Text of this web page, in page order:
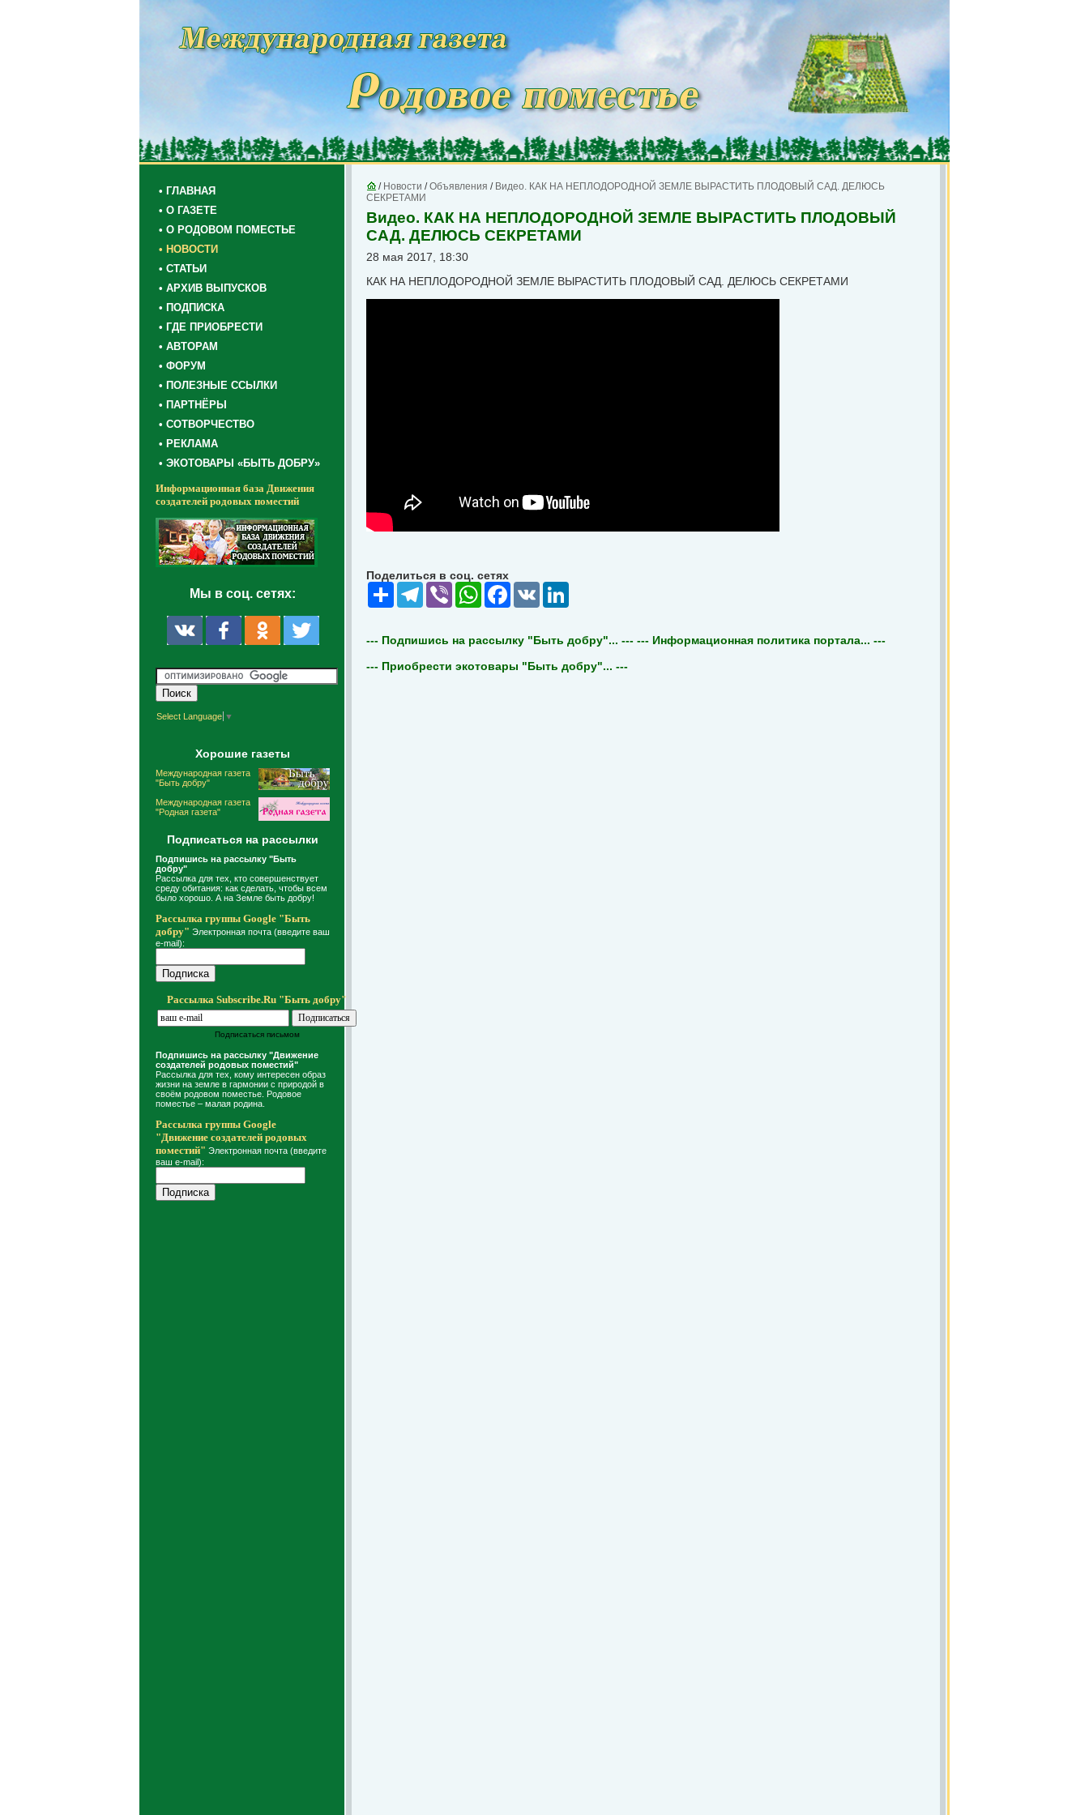
• ГЛАВНАЯ
• О ГАЗЕТЕ
• О РОДОВОМ ПОМЕСТЬЕ
• НОВОСТИ
• СТАТЬИ
• АРХИВ ВЫПУСКОВ
• ПОДПИСКА
• ГДЕ ПРИОБРЕСТИ
• АВТОРАМ
• ФОРУМ
• ПОЛЕЗНЫЕ ССЫЛКИ
• ПАРТНЁРЫ
• СОТВОРЧЕСТВО
• РЕКЛАМА
• ЭКОТОВАРЫ «БЫТЬ ДОБРУ»
Информационная база Движения
создателей родовых поместий
Мы в соц. сетях:
Select Language ▼
Хорошие газеты
Международная газета
"Быть добру"
Международная газета
"Родная газета"
Подписаться на рассылки
Подпишись на рассылку "Быть
добру"
Рассылка для тех, кто совершенствует
среду обитания: как сделать, чтобы всем
было хорошо. А на Земле быть добру!
Рассылка группы Google "Быть
добру" Электронная почта (введите ваш
e-mail):
Рассылка Subscribe.Ru "Быть добру"
Подписаться письмом
Подпишись на рассылку "Движение
создателей родовых поместий"
Рассылка для тех, кому интересен образ
жизни на земле в гармонии с природой в
своём родовом поместье. Родовое
поместье – малая родина.
Рассылка группы Google
"Движение создателей родовых
поместий" Электронная почта (введите
ваш e-mail):
/ Новости /Объявления / Видео. КАК НА НЕПЛОДОРОДНОЙ ЗЕМЛЕ ВЫРАСТИТЬ ПЛОДОВЫЙ САД. ДЕЛЮСЬ
СЕКРЕТАМИ
Видео. КАК НА НЕПЛОДОРОДНОЙ ЗЕМЛЕ ВЫРАСТИТЬ ПЛОДОВЫЙ
САД. ДЕЛЮСЬ СЕКРЕТАМИ
28 мая 2017, 18:30
КАК НА НЕПЛОДОРОДНОЙ ЗЕМЛЕ ВЫРАСТИТЬ ПЛОДОВЫЙ САД. ДЕЛЮСЬ СЕКРЕТАМИ
Поделиться в соц. сетях
Share Telegram
Viber WhatsAppFacebook
VK
--- Подпишись на рассылку "Быть добру"... --- --- Информационная политика портала... ---
--- Приобрести экотовары "Быть добру"... ---